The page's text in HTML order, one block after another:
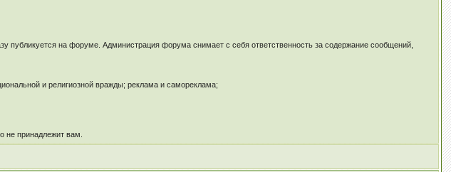
на форуме. Администрация форума снимает с себя ответственность за содержание сообщений,
и религиозной вражды; реклама и самореклама;
не принадлежит вам.